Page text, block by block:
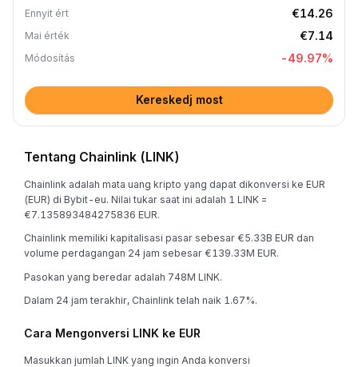
Ennyit ért €14.26
Mai érték €7.14
Módosítás -49.97%
Kereskedj most
Tentang Chainlink (LINK)
Chainlink adalah mata uang kripto yang dapat dikonversi ke EUR
(EUR) di Bybit-eu. Nilai tukar saat ini adalah 1 LINK =
€7.135893484275836 EUR.
Chainlink memiliki kapitalisasi pasar sebesar €5.33B EUR dan
volume perdagangan 24 jam sebesar €139.33M EUR.
Pasokan yang beredar adalah 748M LINK.
Dalam 24 jam terakhir, Chainlink telah naik 1.67%.
Cara Mengonversi LINK ke EUR
Masukkan jumlah LINK yang ingin Anda konversi